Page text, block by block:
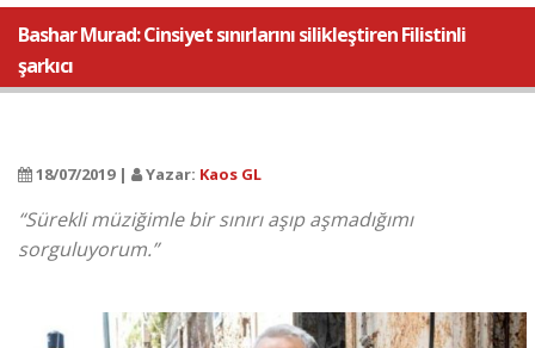
Bashar Murad: Cinsiyet sınırlarını silikleştiren Filistinli
şarkıcı
18/07/2019 | Yazar: Kaos GL
“Sürekli müziğimle bir sınırı aşıp aşmadığımı
sorguluyorum.”